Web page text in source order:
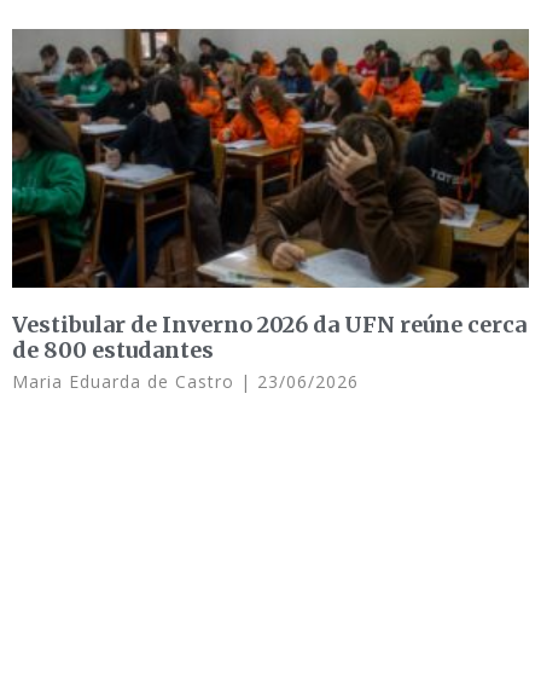
Vestibular de Inverno 2026 da UFN reúne cerca
de 800 estudantes
Maria Eduarda de Castro 23/06/2026